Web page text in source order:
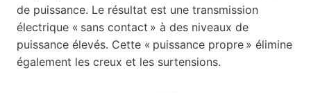
de puissance. Le résultat est une transmission
électrique « sans contact » à des niveaux de
puissance élevés. Cette « puissance propre » élimine
également les creux et les surtensions.